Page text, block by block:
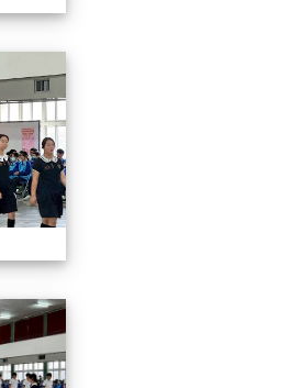
2026/01/07會考誓師活
2026/01/07會考誓師活